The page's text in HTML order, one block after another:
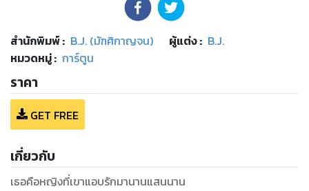
สำนักพิมพ์: B.J. (มัฑศิกาญจน) ผู้แต่ง : B.J.
หมวดหมู่: การ์ตูน
ราคา
GET FREE
เกี่ยวกับ
เธอคือหญิงที่เขาแอบรักมานานแสนนาน